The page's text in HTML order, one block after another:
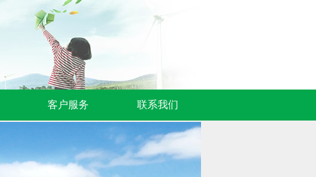
客户服务 联系我们